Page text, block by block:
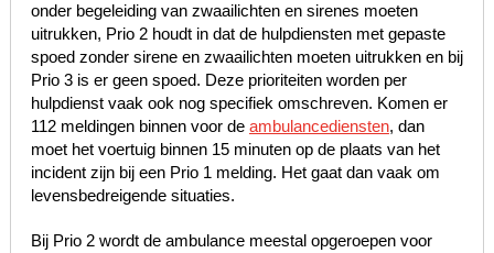
onder begeleiding van zwaailichten en sirenes moeten
uitrukken, Prio 2 houdt in dat de hulpdiensten met gepaste
spoed zonder sirene en zwaailichten moeten uitrukken en bij
Prio 3 is er geen spoed. Deze prioriteiten worden per
hulpdienst vaak ook nog specifiek omschreven. Komen er
112 meldingen binnen voor de ambulancediensten, dan
moet het voertuig binnen 15 minuten op de plaats van het
incident zijn bij een Prio 1 melding. Het gaat dan vaak om
levensbedreigende situaties.
Bij Prio 2 wordt de ambulance meestal opgeroepen voor